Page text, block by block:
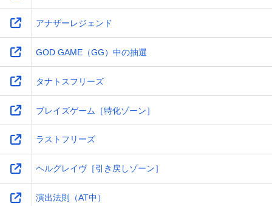
アナザーレジェンド
GOD GAME（GG）中の抽選
タナトスフリーズ
ブレイズゲーム［特化ゾーン］
ラストフリーズ
ヘルグレイヴ［引き戻しゾーン］
演出法則（AT中）